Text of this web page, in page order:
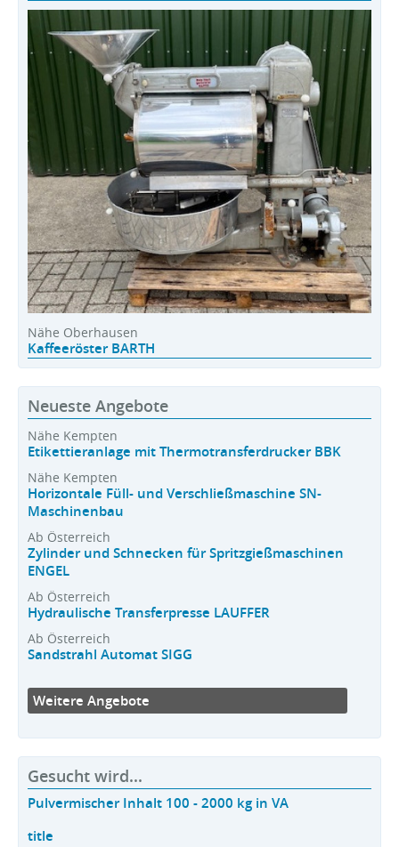
Nähe Oberhausen
Kaffeeröster BARTH
Neueste Angebote
Nähe Kempten
Etikettieranlage mit Thermotransferdrucker BBK
Nähe Kempten
Horizontale Füll- und Verschließmaschine SN-
Maschinenbau
Ab Österreich
Zylinder und Schnecken für Spritzgießmaschinen
ENGEL
Ab Österreich
Hydraulische Transferpresse LAUFFER
Ab Österreich
Sandstrahl Automat SIGG
Weitere Angebote
Gesucht wird...
Pulvermischer Inhalt 100 - 2000 kg in VA
title